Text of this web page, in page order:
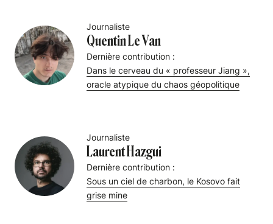
Journaliste
Quentin Le Van
Dernière contribution :
Dans le cerveau du « professeur Jiang »,
oracle atypique du chaos géopolitique
Journaliste
Laurent Hazgui
Dernière contribution :
Sous un ciel de charbon, le Kosovo fait
grise mine